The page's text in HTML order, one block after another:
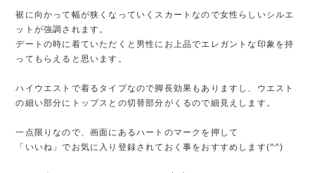
裾に向かって幅が狭くなっていくスカートなので女性らしいシルエ
ットが強調されます。
デートの時に着ていただくと男性にお上品でエレガントな印象を持
ってもらえると思います。
ハイウエストで着るタイプなので脚長効果もありますし、ウエスト
の細い部分にトップスとの切替部分がくるので細見えします。
一点限りなので、画面にあるハートのマークを押して
「いいね」でお気に入り登録されておく事をおすすめします(^^)